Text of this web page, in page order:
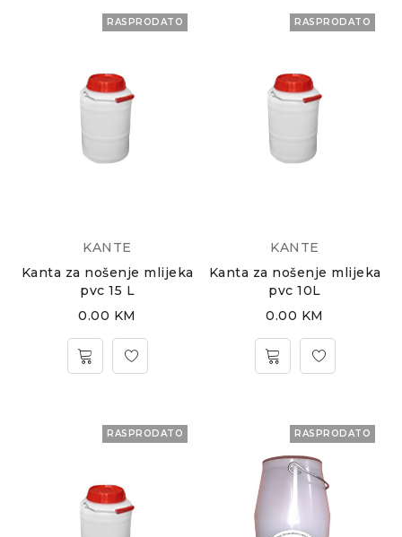
RASPRODATO
KANTE
Kanta za nošenje mlijeka
pvc 15 L
0.00 KM
RASPRODATO
KANTE
Kanta za nošenje mlijeka
pvc 10L
0.00 KM
RASPRODATO RASPRODATO